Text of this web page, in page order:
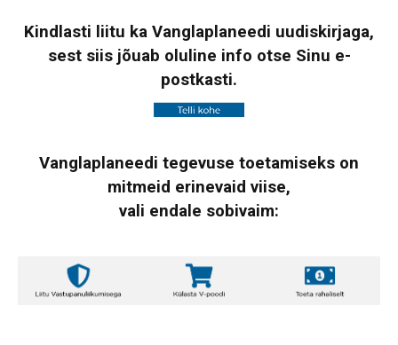
Kindlasti liitu ka Vanglaplaneedi uudiskirjaga,
sest siis jõuab oluline info otse Sinu e-
postkasti.
Vanglaplaneedi tegevuse toetamiseks on
mitmeid erinevaid viise,
vali endale sobivaim: